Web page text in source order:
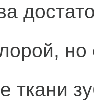
ткани